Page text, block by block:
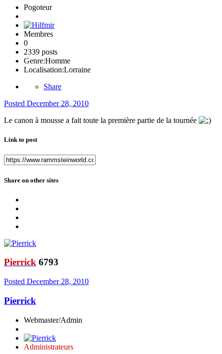
Pogoteur
Membres
0
2339 posts
Genre:Homme
Localisation:Lorraine
Share
Posted December 28, 2010
Le canon à mousse a fait toute la première partie de la tournée
Link to post
Share on other sites
Pierrick 6793
Posted December 28, 2010
Pierrick
Webmaster/Admin
Administrateurs